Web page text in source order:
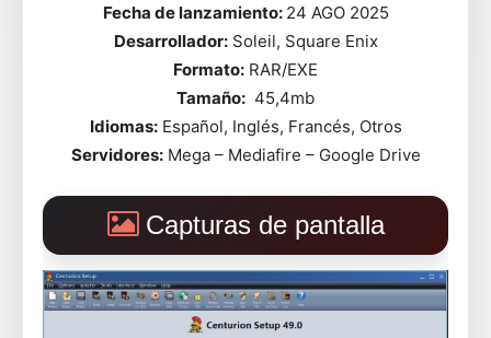
Fecha de lanzamiento: 24 AGO 2025
Desarrollador:Soleil, Square Enix
Formato: RAR/EXE
Tamaño: 45,4mb
Idiomas:Español, Inglés, Francés, Otros
Servidores:Mega – Mediafire – Google Drive
Capturas de pantalla